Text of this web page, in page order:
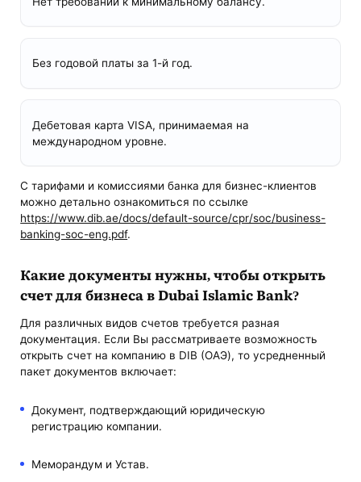
Без годовой платы за 1-й год.
Дебетовая карта VISA, принимаемая на
международном уровне.
С тарифами и комиссиями банка для бизнес-клиентов
можно детально ознакомиться по ссылке
https://www.dib.ae/docs/default-source/cpr/soc/business-
banking-soc-eng.pdf.
Какие документы нужны, чтобы открыть
счет для бизнеса в Dubai Islamic Bank?
Для различных видов счетов требуется разная
документация. Если Вы рассматриваете возможность
открыть счет на компанию в DIB (ОАЭ), то усредненный
пакет документов включает:
Документ, подтверждающий юридическую
регистрацию компании.
Меморандум и Устав.